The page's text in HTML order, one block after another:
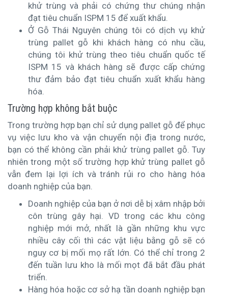
khử trùng và phải có chứng thư chúng nhận
đạt tiêu chuẩn ISPM 15 để xuất khẩu.
Ở Gỗ Thái Nguyên chúng tôi có dịch vụ khử
trùng pallet gỗ khi khách hàng có nhu cầu,
chúng tôi khử trùng theo tiêu chuẩn quốc tế
ISPM 15 và khách hàng sẽ được cấp chứng
thư đảm bảo đạt tiêu chuẩn xuất khẩu hàng
hóa.
Trường hợp không bắt buộc
Trong trường hợp bạn chỉ sử dụng pallet gỗ để phục
vụ việc lưu kho và vận chuyển nội địa trong nước,
bạn có thể không cần phải khử trùng pallet gỗ. Tuy
nhiên trong một số trường hợp khử trùng pallet gỗ
vẫn đem lại lợi ích và tránh rủi ro cho hàng hóa
doanh nghiệp của bạn.
Doanh nghiệp của bạn ở nơi dễ bị xâm nhập bởi
côn trùng gây hại. VD trong các khu công
nghiệp mới mở, nhất là gần những khu vực
nhiều cây cối thì các vật liệu bằng gỗ sẽ có
nguy cơ bị mối mọ rất lớn. Có thể chỉ trong 2
đến tuần lưu kho là mối mọt đã bắt đầu phát
triển.
Hàng hóa hoặc cơ sở hạ tần doanh nghiệp bạn